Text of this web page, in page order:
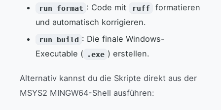
run format : Code mit ruff
formatieren
und automatisch korrigieren.
run build : Die finale Windows-
Executable (
.exe ) erstellen.
Alternativ kannst du die Skripte direkt aus der
MSYS2 MINGW64-Shell ausführen: